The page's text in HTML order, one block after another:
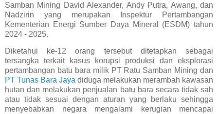
Samban Mining David Alexander, Andy Putra, Awang, dan
Nadzirin yang merupakan Inspektur Pertambangan
Kementerian Energi Sumber Daya Mineral (ESDM) tahun
2024 - 2025.
Diketahui ke-12 orang tersebut ditetapkan sebagai
tersangka terkait kasus korupsi produksi dan eksplorasi
pertambangan batu bara milik PT Ratu Samban Mining dan
PT Tunas Bara Jaya diduga melakukan merambah kawasan
hutan dan melakukan penjualan batu bara secara tidak sah
atau tidak sesuai dengan aturan yang berlaku sehingga
menyebabkan negara mengalami kerugian mencapai